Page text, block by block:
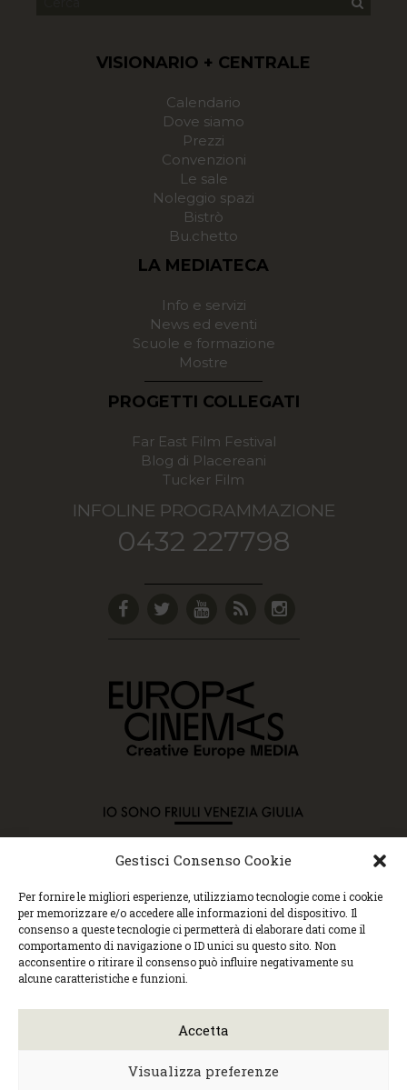
Gestisci Consenso Cookie
Per fornire le migliori esperienze, utilizziamo tecnologie come i cookie
per memorizzare e/o accedere alle informazioni del dispositivo. Il
consenso a queste tecnologie ci permetterà di elaborare dati come il
comportamento di navigazione o ID unici su questo sito. Non
acconsentire o ritirare il consenso può influire negativamente su
alcune caratteristiche e funzioni.
Accetta
Visualizza preferenze
VISIONARIO + CENTRALE
Calendario
Dove siamo
Prezzi
Convenzioni
Le sale
Noleggio spazi
Bistrò
Bu.chetto
LA MEDIATECA
Info e servizi
News ed eventi
Scuole e formazione
Mostre
PROGETTI COLLEGATI
Far East Film Festival
Blog di Placereani
Tucker Film
INFOLINE PROGRAMMAZIONE
0432 227798
Copyright © 2015 Cec, Tutti i diritti riservati. Nessun
contenuto può essere copiato o manipolato. Accedendo al
sito approvi la Policy sulla privacy e la Policy sui
contenuti.
Centro espressioni cinematografiche, via Villalta, 24 |
33100 Udine | tel. 0432 299545 | P.Iva 01295290306 |
cec@cecudine.org
504240
Web designMonica Faccio| Built by